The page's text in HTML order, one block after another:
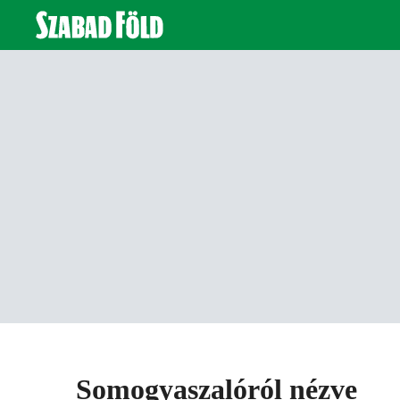
Somogyaszalóról nézve